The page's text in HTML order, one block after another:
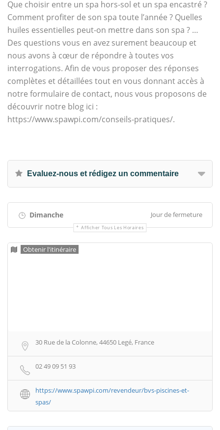
Que choisir entre un spa hors-sol et un spa encastré ?
Comment profiter de son spa toute l’année ? Quelles
huiles essentielles peut-on mettre dans son spa ? …
Des questions vous en avez surement beaucoup et
nous avons à cœur de répondre à toutes vos
interrogations. Afin de vous proposer des réponses
complètes et détaillées tout en vous donnant accès à
notre formulaire de contact, nous vous proposons de
découvrir notre blog ici :
https://www.spawpi.com/conseils-pratiques/.
Evaluez-nous et rédigez un commentaire
Dimanche Jour de fermeture
Afficher Tous Les Horaires
Obtenir l'itinéraire
30 Rue de la Colonne, 44650 Legé, France
02 49 09 51 93
https://www.spawpi.com/revendeur/bvs-piscines-et-
spas/